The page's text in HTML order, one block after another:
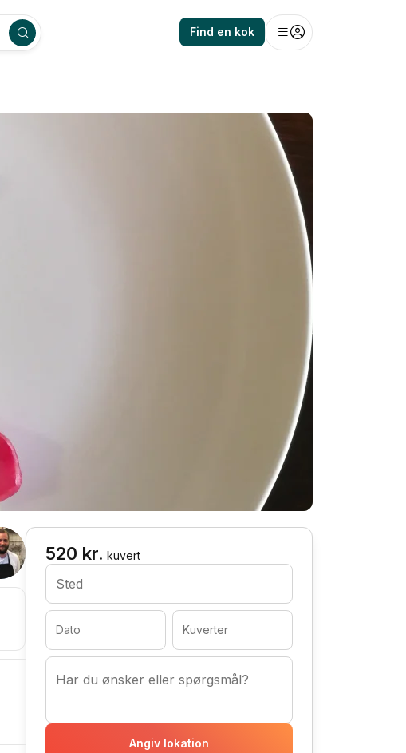
Find en kok
520 kr. kuvert
Sted
Dato Kuverter
Har du ønsker eller spørgsmål?
Angiv lokation